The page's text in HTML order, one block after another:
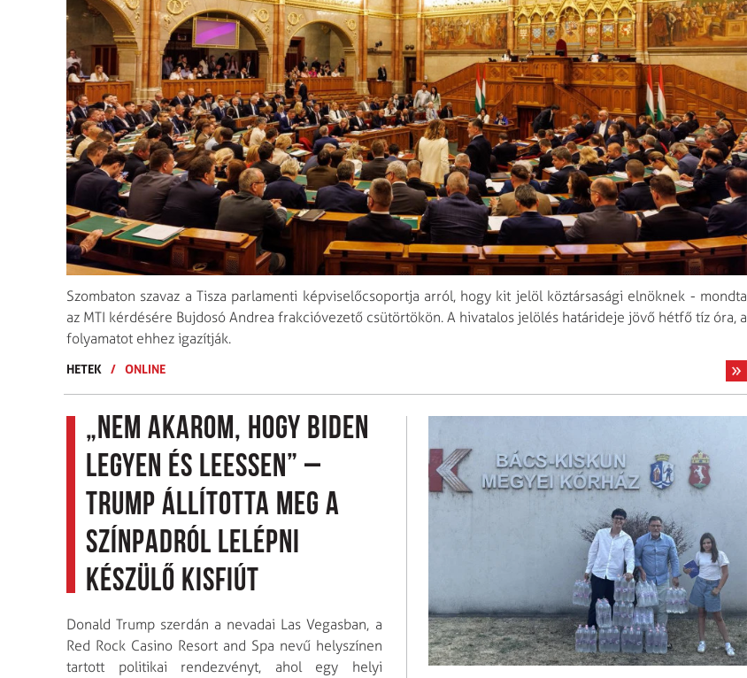
Szombaton szavaz a Tisza parlamenti képviselőcsoportja arról, hogy kit jelöl köztársasági elnöknek - mondta
az MTI kérdésére Bujdosó Andrea frakcióvezető csütörtökön. A hivatalos jelölés határideje jövő hétfő tíz óra, a
folyamatot ehhez igazítják.
HETEK / ONLINE
„Nem akarom, hogy Biden
legyen és leessen” –
Trump állította meg a
színpadról lelépni
készülő kisfiút
Donald Trump szerdán a nevadai Las Vegasban, a
Red Rock Casino Resort and Spa nevű helyszínen
tartott politikai rendezvényt, ahol egy helyi